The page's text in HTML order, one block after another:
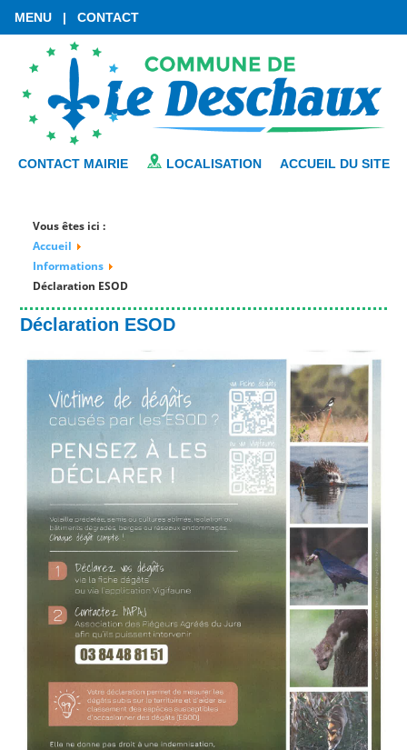
CONTACT MAIRIE LOCALISATION ACCUEIL DU SITE
MENU | CONTACT
Vous êtes ici :
Accueil
Informations
Déclaration ESOD
Déclaration ESOD